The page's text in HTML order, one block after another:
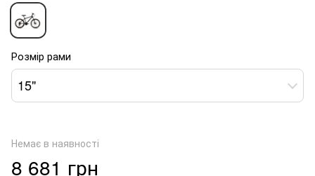
Розмір рами
15"
Немає в наявності
8 681 грн